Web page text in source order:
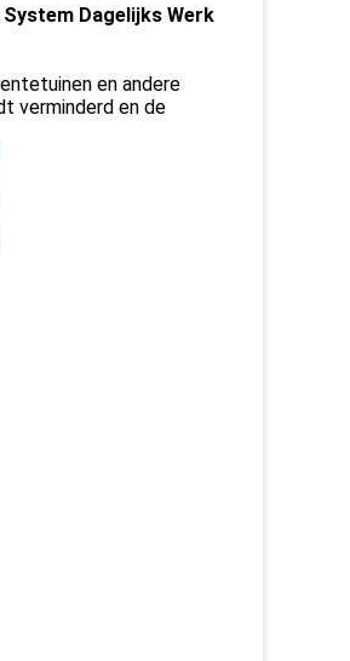
Dagelijks Werk
en andere
verminderd en de